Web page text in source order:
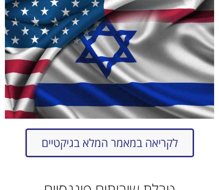
לקריאה במאמר המלא בגיקטיים